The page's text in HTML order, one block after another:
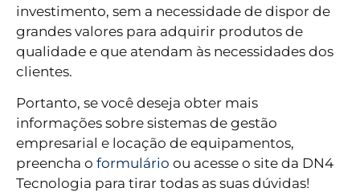
investimento, sem a necessidade de dispor de
grandes valores para adquirir produtos de
qualidade e que atendam às necessidades dos
clientes.
Portanto, se você deseja obter mais
informações sobre sistemas de gestão
empresarial e locação de equipamentos,
preencha o formulário ou acesse o site da DN4
Tecnologia para tirar todas as suas dúvidas!